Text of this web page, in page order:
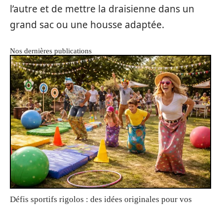
l’autre et de mettre la draisienne dans un
grand sac ou une housse adaptée.
Nos dernières publications
Défis sportifs rigolos : des idées originales pour vos